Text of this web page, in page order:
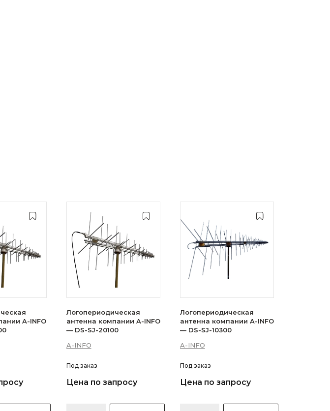
A-INFO
Логопериодическая
антенна компании A-INFO
— DS-SJ-20100
A-INFO
Под заказ
Цена по запросу
Логопериодическая
антенна компании A-INFO
— DS-SJ-10300
A-INFO
Под заказ
Цена по запросу